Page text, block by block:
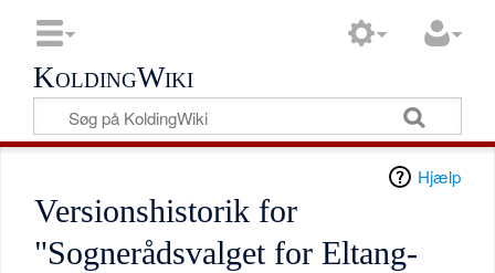
KoldingWiki
Hjælp
Versionshistorik for
"Sognerådsvalget for Eltang-